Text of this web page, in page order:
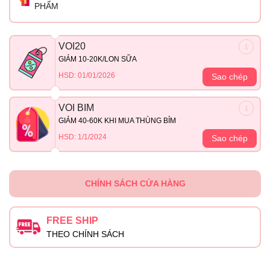
PHẨM
VOI20
GIẢM 10-20K/LON SỮA
HSD: 01/01/2026
Sao chép
VOI BIM
GIẢM 40-60K KHI MUA THÙNG BỈM
HSD: 1/1/2024
Sao chép
CHÍNH SÁCH CỬA HÀNG
FREE SHIP
THEO CHÍNH SÁCH